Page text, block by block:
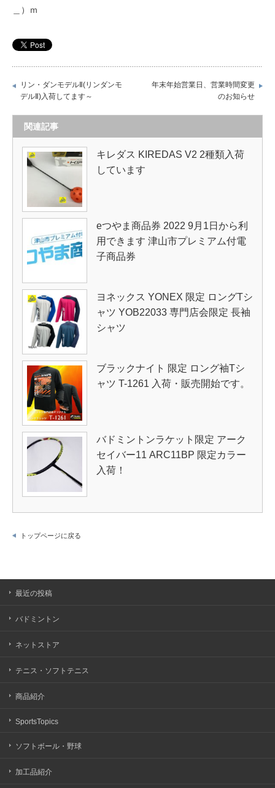
＿）ｍ
リン・ダンモデルⅡ(リンダンモ
デルⅡ)入荷してます～
年末年始営業日、営業時間変更
のお知らせ
関連記事
キレダス KIREDAS V2 2種類入荷
しています
eつやま商品券 2022 9月1日から利
用できます 津山市プレミアム付電
子商品券
ヨネックス YONEX 限定 ロングTシ
ャツ YOB22033 専門店会限定 長袖
シャツ
ブラックナイト 限定 ロング袖Tシ
ャツ T-1261 入荷・販売開始です。
バドミントンラケット限定 アーク
セイバー11 ARC11BP 限定カラー
入荷！
トップページに戻る
最近の投稿
バドミントン
ネットストア
テニス・ソフトテニス
商品紹介
SportsTopics
ソフトボール・野球
加工品紹介